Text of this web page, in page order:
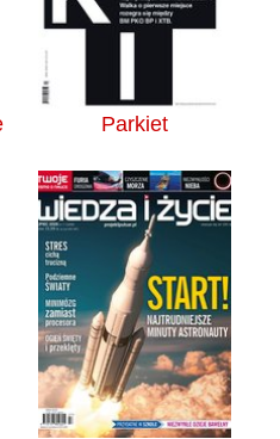
Parkiet